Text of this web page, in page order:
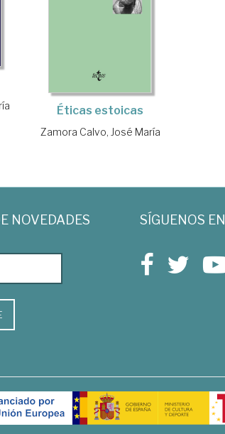
Éticas estoicas
Zamora Calvo, José María
NOVEDADES SÍGUENOS EN